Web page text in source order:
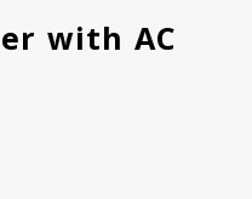
with AC